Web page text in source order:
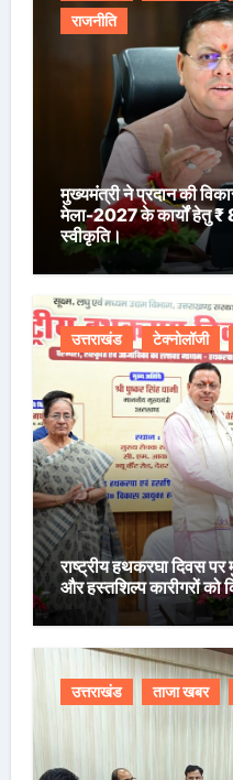
राजनीति
मुख्यमंत्री ने प्रदान की
मेला-2027 के कार्यों हेतु ₹
स्वीकृति।
उत्तराखंड टेक्नोलॉजी
राष्ट्रीय हथकरघा दिवस
और हस्तशिल्प कारीगरों को
उत्तराखंड ताजा खबर